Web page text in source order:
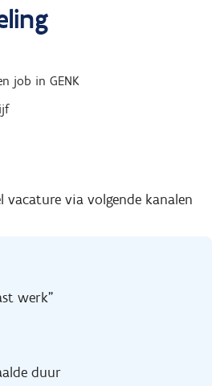
job in GENK
vacature via volgende kanalen
werk"
duur